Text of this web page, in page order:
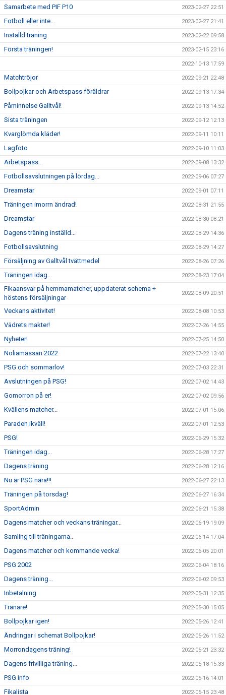
Samarbete med PIF P10 2023-02-27 22:51
Fotboll eller inte... 2023-02-27 21:41
Inställd träning 2023-02-22 09:58
Första träningen! 2023-02-15 23:16
2022-10-13 17:59
Matchtröjor 2022-09-21 22:48
Bollpojkar och Arbetspass föräldrar 2022-09-13 17:34
Påminnelse Galltvål! 2022-09-13 14:52
Sista träningen 2022-09-12 12:13
Kvarglömda kläder! 2022-09-11 10:11
Lagfoto 2022-09-10 11:03
Arbetspass... 2022-09-08 13:32
Fotbollsavslutningen på lördag... 2022-09-06 07:27
Dreamstar 2022-09-01 07:11
Träningen imorrn ändrad! 2022-08-31 21:55
Dreamstar 2022-08-30 08:21
Dagens träning inställd... 2022-08-29 14:36
Fotbollsavslutning 2022-08-29 14:27
Försäljning av Galltvål tvättmedel 2022-08-26 07:26
Träningen idag... 2022-08-23 17:04
Fikaansvar på hemmamatcher, uppdaterat schema +
höstens försäljningar
2022-08-09 20:51
Veckans aktivitet! 2022-08-08 10:53
Vädrets makter! 2022-07-26 14:55
Nyheter! 2022-07-25 14:50
Noliamässan 2022 2022-07-22 13:40
PSG och sommarlov! 2022-07-03 22:31
Avslutningen på PSG! 2022-07-02 14:43
Gomorron på er! 2022-07-02 09:56
Kvällens matcher... 2022-07-01 15:06
Paraden ikväll! 2022-07-01 12:53
PSG! 2022-06-29 15:32
Träningen idag... 2022-06-28 17:27
Dagens träning 2022-06-28 12:16
Nu är PSG nära!!! 2022-06-27 22:13
Träningen på torsdag! 2022-06-27 16:34
SportAdmin 2022-06-21 15:38
Dagens matcher och veckans träningar... 2022-06-19 19:09
Samling till träningarna.. 2022-06-14 17:04
Dagens matcher och kommande vecka! 2022-06-05 20:01
PSG 2002 2022-06-04 18:16
Dagens träning... 2022-06-02 09:53
Inbetalning 2022-05-31 12:35
Tränare! 2022-05-30 15:05
Bollpojkar igen! 2022-05-26 12:41
Ändringar i schemat Bollpojkar! 2022-05-26 11:52
Morrondagens träning! 2022-05-21 23:32
Dagens frivilliga träning... 2022-05-18 15:33
PSG info 2022-05-16 14:01
Fikalista 2022-05-15 23:48